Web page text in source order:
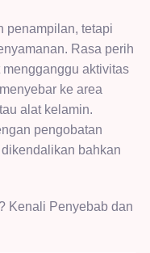
penampilan, tetapi
Rasa perih
aktivitas
ke area
alat kelamin.
pengobatan
bahkan
Kenali Penyebab dan